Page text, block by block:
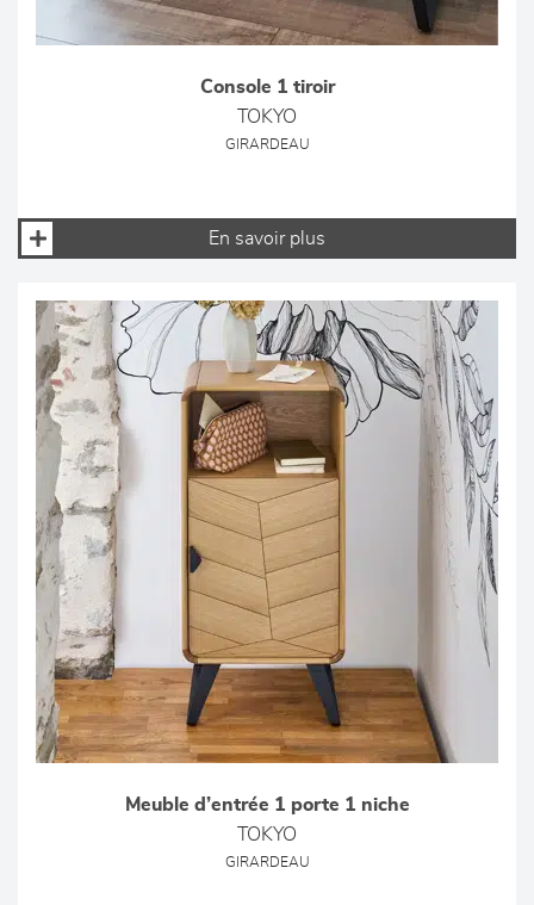
Console 1 tiroir
TOKYO
GIRARDEAU
En savoir plus
Meuble d’entrée 1 porte 1 niche
TOKYO
GIRARDEAU